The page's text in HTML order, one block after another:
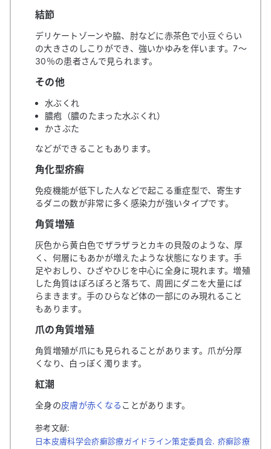
結節
デリケートゾーンや脇、肘などに赤茶色で小豆ぐらい
の大きさのしこりができ、強いかゆみを伴います。7～
30％の患者さんで見られます。
その他
水ぶくれ
膿疱（膿のたまった水ぶくれ）
かさぶた
などができることもあります。
角化型疥癬
免疫機能が低下した人などで起こる重症型で、寄生す
るダニの数が非常に多く感染力が強いタイプです。
角質増殖
灰色から黄白色でザラザラとカキの貝殻のような、厚
く、何層にもあかが増えたような状態になります。手
足やおしり、ひざやひじを中心に全身に現れます。増殖
した角質はぽろぽろと落ちて、周囲にダニを大量にば
らまきます。手のひらなど体の一部にのみ現れること
もあります。
爪の角質増殖
角質増殖が爪にも見られることがあります。爪が分厚
くなり、白っぽく濁ります。
紅潮
全身の皮膚が赤くなる ことがあります。
参考文献:
日本皮膚科学会疥癬診療ガイドライン策定委員会. 疥癬診療